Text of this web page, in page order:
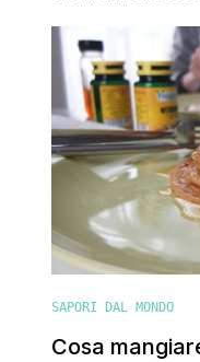
bellissimo
Naturale, per non
tutti gli altri? Per
SAPORI DAL MONDO
Cosa